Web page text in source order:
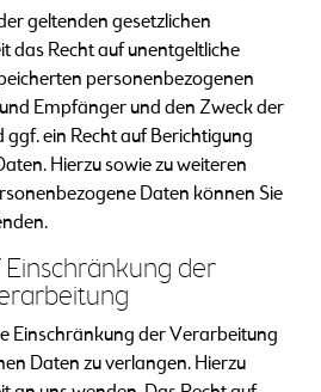
geltenden gesetzlichen
das Recht auf unentgeltliche
personenbezogenen
Empfänger und den Zweck der
ein Recht auf Berichtigung
Hierzu sowie zu weiteren
Daten können Sie
Einschränkung der
Einschränkung der Verarbeitung
Daten zu verlangen. Hierzu